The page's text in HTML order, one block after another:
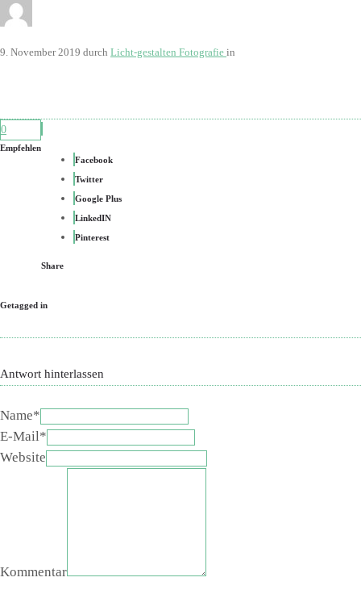
9. November 2019 durch Licht-gestalten Fotografie in
0
Empfehlen
Facebook
Twitter
Google Plus
LinkedIN
Pinterest
Share
Getagged in
Antwort hinterlassen
Name*
E-Mail*
Website
Kommentar